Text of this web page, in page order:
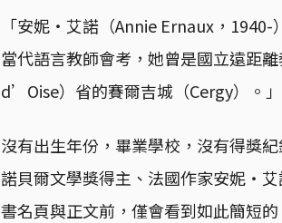
「安妮・艾諾（Annie Ernaux，
當代語言教師會考，她曾是國立遠距
d’Oise）省的賽爾吉城（Cergy）。」
沒有出生年份，畢業學校，沒有得獎
諾貝爾文學獎得主、法國作家安妮・
書名頁與正文前，僅會看到如此簡短